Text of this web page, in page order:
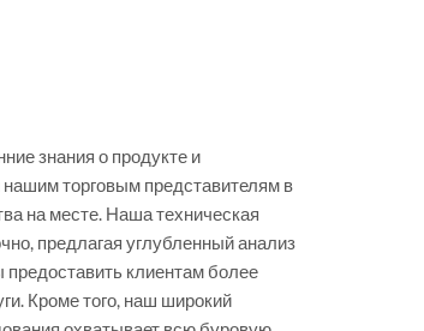
знания о продукте и
нашим торговым представителям в
на месте. Наша техническая
предлагая углубленный анализ
предоставить клиентам более
Кроме того, наш широкий